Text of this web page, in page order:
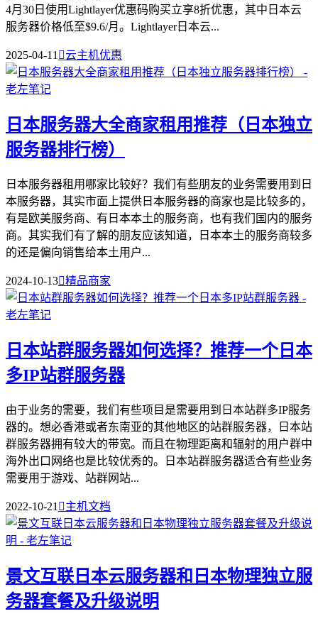
4月30日使用Lightlayer优惠码购买立享8折优惠，其中日本云
服务器价格低至$9.6/月。Lightlayer日本云...
2025-04-11 云主机优惠
日本服务器大全商家租用推荐（日本独立
服务器排行榜）
日本服务器租用哪家比较好？我们有些朋友的业务需要用到日
本服务器，其实市面上提供日本服务器的商家也是比较多的，
有是欧美服务商、有日本本土的服务商，也有我们国内的服务
商。其实我们有了解的朋友应该知道，日本本土的服务商较多
的还是偏向销售给本土用户...
2024-10-13精品商家
日本站群服务器如何选择？推荐一个日本
多IP站群服务器
由于业务的需要，我们有些项目是需要用到日本站群多IP服务
器的。想必香港或者东南亚的其他地区的站群服务器，日本站
群服务器拥有较大的带宽。而且在物理距离和辐射的用户群中
海外出口网络也是比较优秀的。日本站群服务器适合有些业务
需要用于游戏、站群网站...
2022-10-21 主机文档
景文互联日本云服务器和日本物理独立服
务器套餐及升级说明